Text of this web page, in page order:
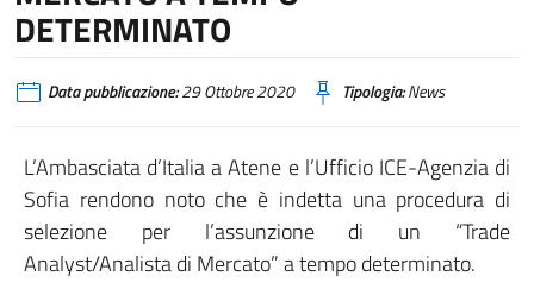
DETERMINATO
Data pubblicazione:29 Ottobre 2020 Tipologia:News
L’Ambasciata d’Italia a Atene e l’Ufficio ICE-Agenzia di
Sofia rendono noto che è indetta una procedura di
selezione per l’assunzione di un “Trade
Analyst/Analista di Mercato” a tempo determinato.